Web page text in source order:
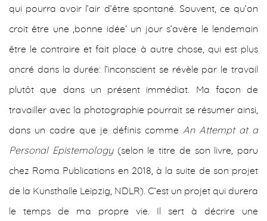
qui pourra avoir l’air d’être spontané. Souvent, ce qu’on
croit être une ,bonne idée‘ un jour s’avère le lendemain
être le contraire et fait place à autre chose, qui est plus
ancré dans la durée: l’inconscient se révèle par le travail
plutôt que dans un présent immédiat. Ma façon de
travailler avec la photographie pourrait se résumer ainsi,
dans un cadre que je définis comme An Attempt at a
Personal Epistemology(selon le titre de son livre, paru
chez Roma Publications en 2018, à la suite de son projet
de la Kunsthalle Leipzig, NDLR). C’est un projet qui durera
le temps de ma propre vie. Il sert à décrire une